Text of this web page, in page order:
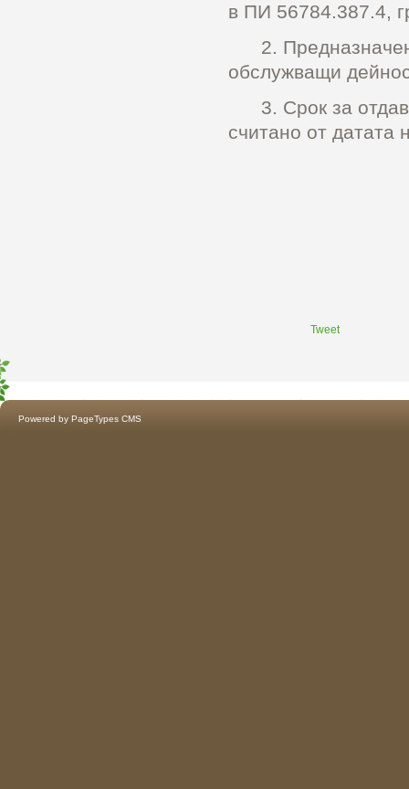
в ПИ 56784.387.4,
2.
обслужващи
3. Срок за
считано от датата
Tweet
Powered by PageTypes CMS